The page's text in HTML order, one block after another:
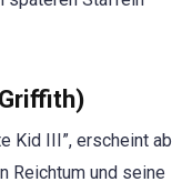
Kid III”, erscheint ab
Reichtum und seine